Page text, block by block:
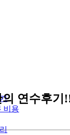
비용
의 연수후기